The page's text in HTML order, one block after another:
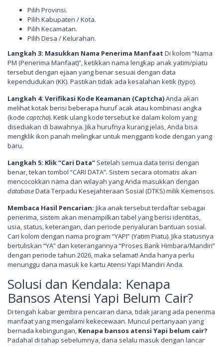
Pilih Provinsi.
Pilih Kabupaten / Kota.
Pilih Kecamatan.
Pilih Desa / Kelurahan.
Langkah 3: Masukkan Nama Penerima Manfaat Di kolom “Nama
PM (Penerima Manfaat)”, ketikkan nama lengkap anak yatim/piatu
tersebut dengan ejaan yang benar sesuai dengan data
kependudukan (KK). Pastikan tidak ada kesalahan ketik (typo).
Langkah 4: Verifikasi Kode Keamanan (Captcha)Anda akan
melihat kotak berisi beberapa huruf acak atau kombinasi angka
(kode captcha). Ketik ulang kode tersebut ke dalam kolom yang
disediakan di bawahnya. Jika hurufnya kurang jelas, Anda bisa
mengklik ikon panah melingkar untuk mengganti kode dengan yang
baru.
Langkah 5: Klik “Cari Data” Setelah semua data terisi dengan
benar, tekan tombol “CARI DATA”. Sistem secara otomatis akan
mencocokkan nama dan wilayah yang Anda masukkan dengan
databaseData Terpadu Kesejahteraan Sosial (DTKS) milik Kemensos.
Membaca Hasil Pencarian: Jika anak tersebut terdaftar sebagai
penerima, sistem akan menampilkan tabel yang berisi identitas,
usia, status, keterangan, dan periode penyaluran bantuan sosial.
Cari kolom dengan nama program “YAPI” (Yatim Piatu). Jika statusnya
bertuliskan “YA” dan keterangannya “Proses Bank Himbara/Mandiri”
dengan periode tahun 2026, maka selamat! Anda hanya perlu
menunggu dana masuk ke kartu Atensi Yapi Mandiri Anda.
Solusi dan Kendala: Kenapa
Bansos Atensi Yapi Belum Cair?
Di tengah kabar gembira pencairan dana, tidak jarang ada penerima
manfaat yang mengalami kekecewaan. Muncul pertanyaan yang
bernada kebingungan, Kenapa bansos atensi Yapi belum cair?
Padahal di tahap sebelumnya, dana selalu masuk dengan lancar